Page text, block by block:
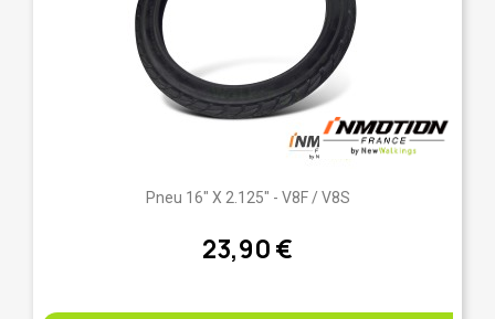
Pneu 16" X 2.125" - V8F / V8S
23,90 €